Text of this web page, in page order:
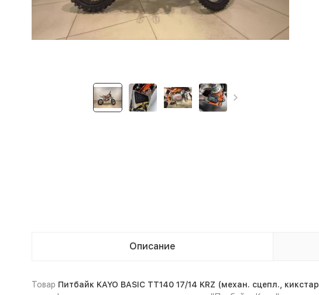
Описание
Товар Питбайк KAYO BASIC TT140 17/14 KRZ (механ. сцепл.,